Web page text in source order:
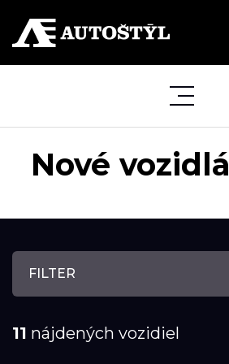
Nové vozidlá
FILTER
11 nájdených vozidiel